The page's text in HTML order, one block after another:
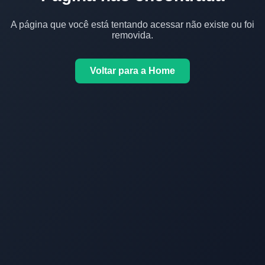
A página que você está tentando acessar não existe ou foi
removida.
Voltar para a Home